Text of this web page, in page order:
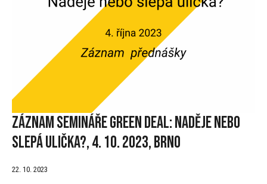
Záznam semináře Green Deal: Naděje nebo
slepá ulička?, 4. 10. 2023, Brno
22. 10. 2023